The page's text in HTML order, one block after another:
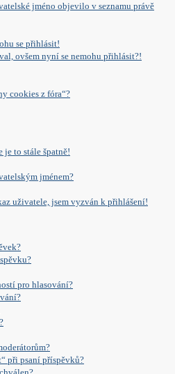
jméno objevilo v seznamu právě
se přihlásit!
ovšem nyní se nemohu přihlásit?!
cookies z fóra“?
je to stále špatně!
jménem?
uživatele, jsem vyzván k přihlášení!
pro hlasování?
při psaní příspěvků?